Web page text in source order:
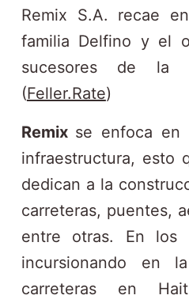
Remix S.A. recae
familia Delfino y el
sucesores de la
(Feller.Rate)
Remix se enfoca en
infraestructura, esto
dedican a la
carreteras, puentes,
entre otras. En los
incursionando en
carreteras en